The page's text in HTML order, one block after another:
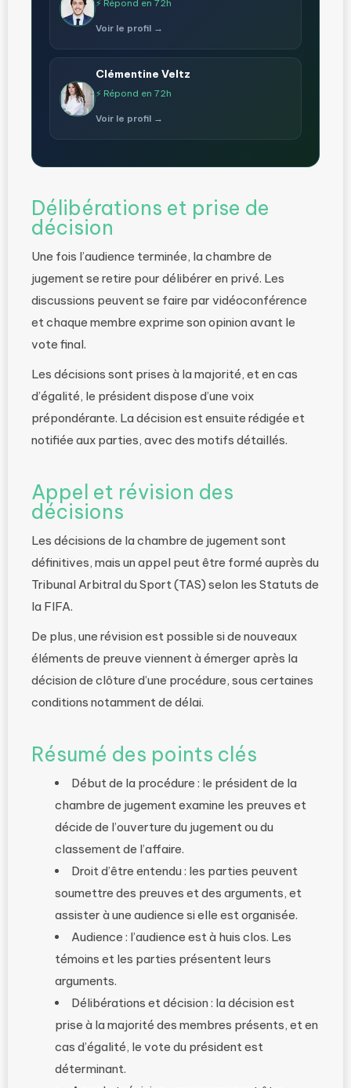
⚡ Répond en 72h
Voir le profil →
Clémentine Veltz
⚡ Répond en 72h
Voir le profil →
Délibérations et prise de
décision
Une fois l’audience terminée, la chambre de
jugement se retire pour délibérer en privé. Les
discussions peuvent se faire par vidéoconférence
et chaque membre exprime son opinion avant le
vote final.
Les décisions sont prises à la majorité, et en cas
d’égalité, le président dispose d’une voix
prépondérante. La décision est ensuite rédigée et
notifiée aux parties, avec des motifs détaillés.
Appel et révision des
décisions
Les décisions de la chambre de jugement sont
définitives, mais un appel peut être formé auprès du
Tribunal Arbitral du Sport (TAS) selon les Statuts de
la FIFA.
De plus, une révision est possible si de nouveaux
éléments de preuve viennent à émerger après la
décision de clôture d’une procédure, sous certaines
conditions notamment de délai.
Résumé des points clés
Début de la procédure : le président de la
chambre de jugement examine les preuves et
décide de l’ouverture du jugement ou du
classement de l’affaire.
Droit d’être entendu : les parties peuvent
soumettre des preuves et des arguments, et
assister à une audience si elle est organisée.
Audience : l’audience est à huis clos. Les
témoins et les parties présentent leurs
arguments.
Délibérations et décision : la décision est
prise à la majorité des membres présents, et en
cas d’égalité, le vote du président est
déterminant.